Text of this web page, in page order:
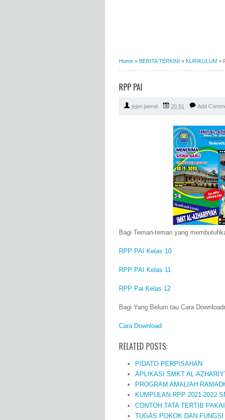
Home » BERITA TERKINI » KURIKULUM »
RPP PAI
jejen jaenal 20.51 Add
Bagi Teman-teman yang
RPP PAI Kelas 10
RPP PAI Kelas 11
RPP Pai Kelas 12
Bagi Yang Belum tau Cara
Cara Download
RELATED POSTS:
PIDATO PERPISAHAN
APLIKASI SMKT AL-
PROGRAM AMALIAH
KUMPULAN RPP 2021-2022
CONTOH TATA TERTIB
TUGAS POKOK DAN